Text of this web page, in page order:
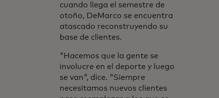
cuando llega el semestre de
otoño, DeMarco se encuentra
atascado reconstruyendo su
base de clientes.
"Hacemos que la gente se
involucre en el deporte y luego
se van", dice. "Siempre
necesitamos nuevos clientes